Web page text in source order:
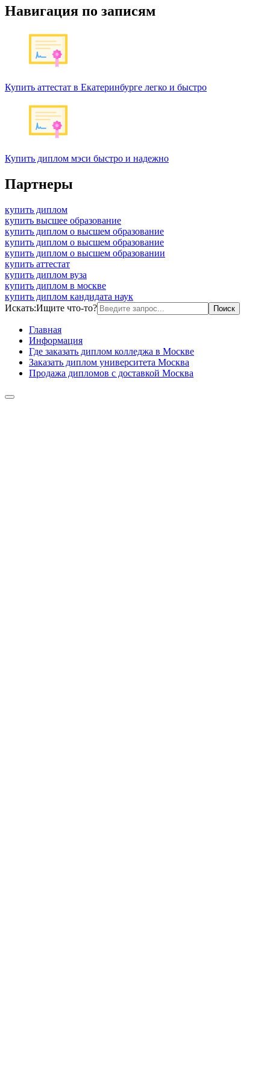
Навигация по записям
Купить аттестат в Екатеринбурге легко и быстро
Купить диплом мэси быстро и надежно
Партнеры
купить диплом
купить высшее образование
купить диплом о высшем образование
купить диплом о высшем образование
купить диплом о высшем образовании
купить аттестат
купить диплом вуза
купить диплом в москве
купить диплом кандидата наук
Искать:Ищите что-то?
Главная
Информация
Где заказать диплом колледжа в Москве
Заказать диплом университета Москва
Продажа дипломов с доставкой Москва